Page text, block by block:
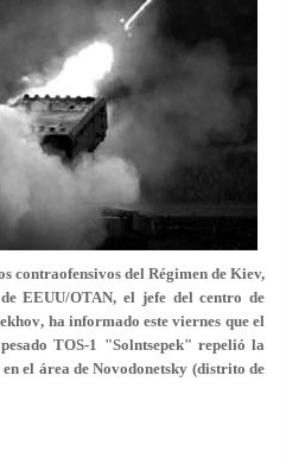
contraofensivos del Régimen de Kiev,
EEUU/OTAN, el jefe del centro de
, ha informado este viernes que el
TOS-1 "Solntsepek" repelió la
en el área deNovodonetsky (distrito de